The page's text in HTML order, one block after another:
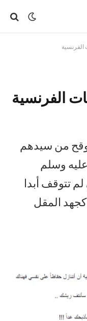
الفرنسية
الفرنسية
من سيدهم
وسلم
تتوقف أبدا
كجهد المقل